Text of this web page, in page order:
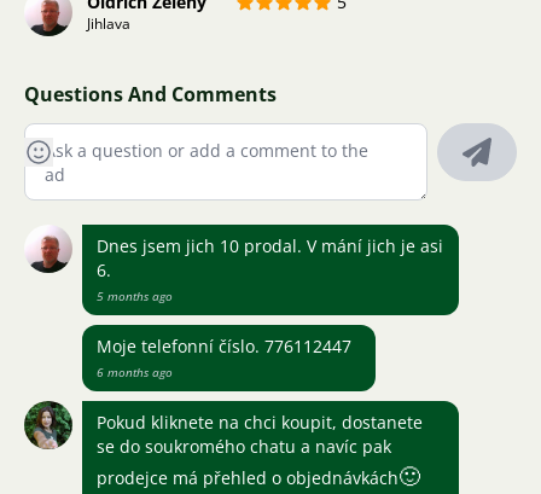
Jihlava
Questions And Comments
Dnes jsem jich 10 prodal. V mání jich je asi
6.
5 months ago
Moje telefonní číslo. 776112447
6 months ago
Pokud kliknete na chci koupit, dostanete
se do soukromého chatu a navíc pak
prodejce má přehled o objednávkách🙂